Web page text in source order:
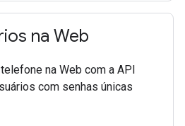
na Web
na Web com a API
com senhas únicas